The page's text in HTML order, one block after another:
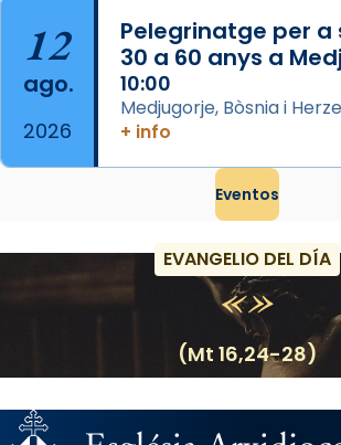
12
ago.
2026
Pelegrinatge per a
30 a 60 anys a
10:00
Medjugorje, Bòsnia i
+ info
Eventos
EVANGELIO DEL DÍA
(Mt 16,24-28)